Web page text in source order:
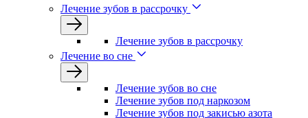
Лечение зубов в рассрочку
Лечение зубов в рассрочку
Лечение во сне
Лечение зубов во сне
Лечение зубов под наркозом
Лечение зубов под закисью азота